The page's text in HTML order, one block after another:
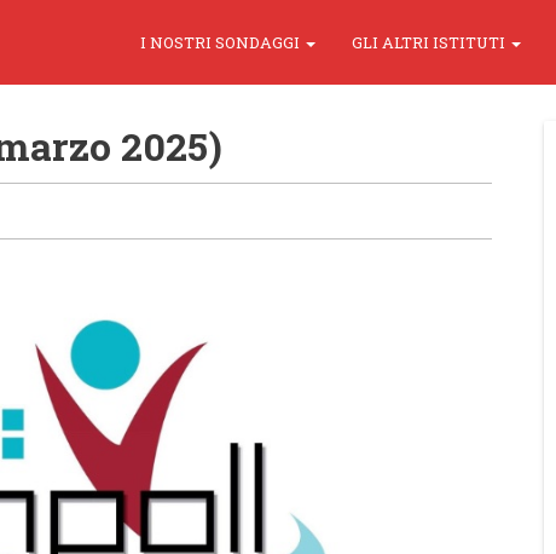
I NOSTRI SONDAGGI GLI ALTRI ISTITUTI
2025)